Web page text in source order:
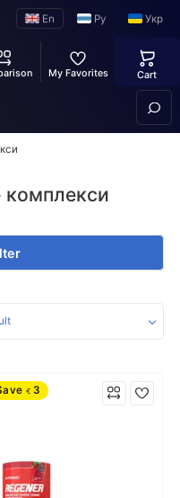
Укр
Ру
En
My Favorites Cart
€ 3